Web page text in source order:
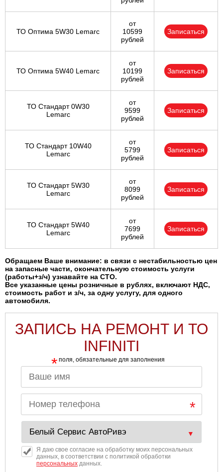
ТО Оптима 5W30 Lemarc
от
10599
рублей
Записаться
ТО Оптима 5W40 Lemarc
от
10199
рублей
Записаться
ТО Стандарт 0W30
Lemarc
от
9599
рублей
Записаться
ТО Стандарт 10W40
Lemarc
от
5799
рублей
Записаться
ТО Стандарт 5W30
Lemarc
от
8099
рублей
Записаться
ТО Стандарт 5W40
Lemarc
от
7699
рублей
Записаться
Обращаем Ваше внимание: в связи с нестабильностью цен
на запасные части, окончательную стоимость услуги
(работы+з/ч) узнавайте на СТО.
Все указанные цены розничные в рублях, включают НДС,
стоимость работ и з/ч, за одну услугу, для одного
автомобиля.
ЗАПИСЬ НА РЕМОНТ И ТО
INFINITI
* поля, обязательные для заполнения
Я даю свое согласие на обработку моих персональных
данных, в соответствии с политикой обработки
персональныхданных.